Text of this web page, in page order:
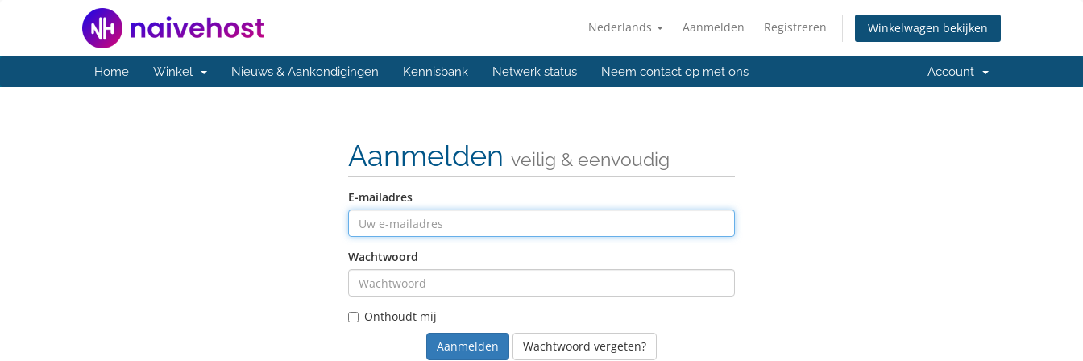
Nederlands Aanmelden Registreren Winkelwagen bekijken
Home Winkel Nieuws & Aankondigingen Kennisbank Netwerk status Neem contact op met ons Account
Aanmelden veilig & eenvoudig
E-mailadres
Wachtwoord
Onthoudt mij
Wachtwoord vergeten?